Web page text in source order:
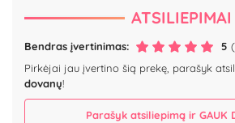
ATSILIEPIMAI
Bendras įvertinimas: 5
Pirkėjai jau įvertino šią prekę, parašyk
dovanų!
Parašyk atsiliepimą ir GAUK